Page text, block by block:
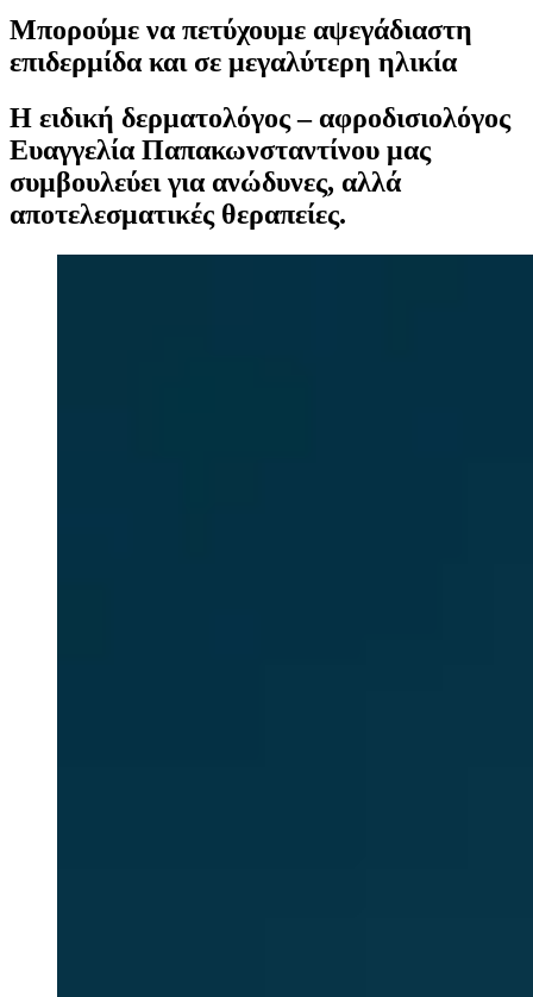
Μπορούμε να πετύχουμε αψεγάδιαστη
επιδερμίδα και σε μεγαλύτερη ηλικία
Η ειδική δερματολόγος – αφροδισιολόγος
Ευαγγελία Παπακωνσταντίνου μας
συμβουλεύει για ανώδυνες, αλλά
αποτελεσματικές θεραπείες.